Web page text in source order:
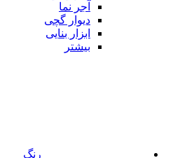
آجر نما
دیوار گچی
ابزار بنایی
بیشتر
رنگ